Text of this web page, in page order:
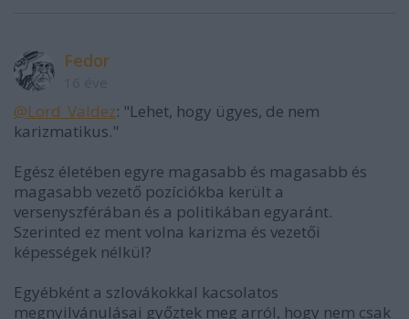
Fedor
@Lord_Valdez: "Lehet, hogy ügyes, de nem
karizmatikus."
Egész életében egyre magasabb és magasabb és
magasabb vezető pozíciókba került a
versenyszférában és a politikában egyaránt.
Szerinted ez ment volna karizma és vezetői
képességek nélkül?
Egyébként a szlovákokkal kacsolatos
megnyilvánulásai győztek meg arról, hogy nem csak